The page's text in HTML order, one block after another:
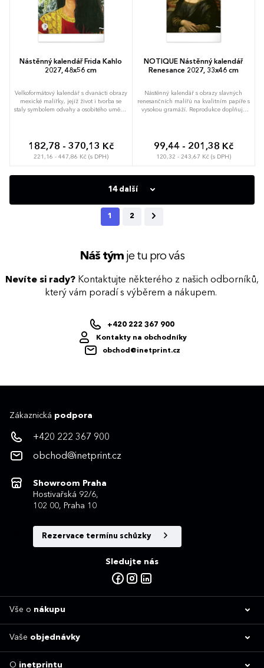
Nástěnný kalendář Frida Kahlo
2027, 48x56 cm
Velkoformátový kalendář s dvanácti obrazy
mexické malířky, jejíž život i tvorba se
staly symbolem odvahy a osobitého umění.
182,78 - 370,13 Kč
221,16 - 447,86 Kč (s DPH)
NOTIQUE Nástěnný kalendář
Renesance 2027, 33x46 cm
Nástěnný kalendář s obrazy slavných
renesančních malířů na kvalitním papíře s
vysokou gramáží. Reprodukce doplňuje
99,44 - 201,38 Kč
120,32 - 243,67 Kč (s DPH)
14 další
1 2
Náš týmje tu pro vás
Nevíte si rady? Kontaktujte některého z našich odborníků,
který vám poradí s výběrem a nákupem.
+420 222 367 900
Kontakty na obchodníky
obchod@inetprint.cz
Zákaznická podpora
+420 222 367 900
obchod@inetprint.cz
Showroom Praha
Hostivařská 92/6,
102 00, Praha 10
Rezervace termínu schůzky
Sledujte nás
Vše o nákupu
Vaše objednávky
O inetprintu